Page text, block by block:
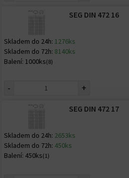
SEG DIN 472 16
Skladem do 24h: 1276ks
Skladem do 72h: 8140ks
Balení: 1000ks(8)
- +
SEG DIN 472 17
Skladem do 24h: 2653ks
Skladem do 72h: 450ks
Balení: 450ks(1)